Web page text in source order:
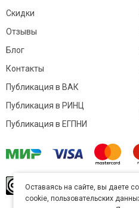
Скидки
Отзывы
Блог
Контакты
Публикация в ВАК
Публикация в РИНЦ
Публикация в ЕГПНИ
произведение
Commons
Оставаясь на сайте, вы даете
cookie, пользовательских